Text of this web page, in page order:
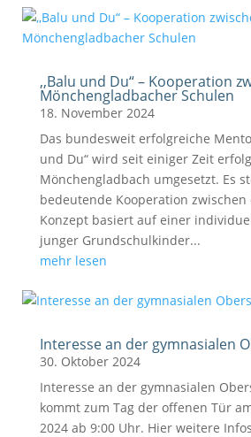
,,Balu und Du“ – Kooperation
Mönchengladbacher Schulen
18. November 2024
Das bundesweit erfolgreiche
und Du“ wird seit einiger Zeit
Mönchengladbach umgesetzt. Es
bedeutende Kooperation zwischen
Konzept basiert auf einer
junger Grundschulkinder...
mehr lesen
Interesse an der gymnasialen
30. Oktober 2024
Interesse an der gymnasialen
kommt zum Tag der offenen Tür
2024 ab 9:00 Uhr. Hier weitere